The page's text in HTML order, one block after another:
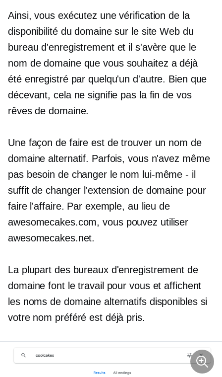
Ainsi, vous exécutez une vérification de la
disponibilité du domaine sur le site Web du
bureau d'enregistrement et il s'avère que le
nom de domaine que vous souhaitez a déjà
été enregistré par quelqu'un d'autre. Bien que
décevant, cela ne signifie pas la fin de vos
rêves de domaine.
Une façon de faire est de trouver un nom de
domaine alternatif. Parfois, vous n'avez même
pas besoin de changer le nom lui-même - il
suffit de changer l'extension de domaine pour
faire l'affaire. Par exemple, au lieu de
awesomecakes.com, vous pouvez utiliser
awesomecakes.net.
La plupart des bureaux d'enregistrement de
domaine font le travail pour vous et affichent
les noms de domaine alternatifs disponibles si
votre nom préféré est déjà pris.